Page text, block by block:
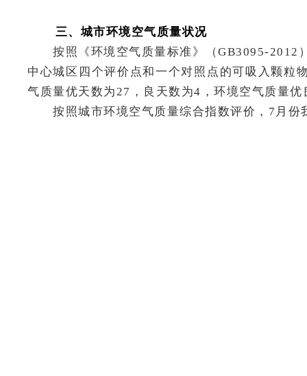
三、 城市环境空气质量状况
按照《环境空气质量标准》（GB3095-2012
中心城区四个评价点和一个对照点的可吸入颗粒
气质量优天数为27，良天数为4，环境空气质量
按照城市环境空气质量综合指数评价，7月